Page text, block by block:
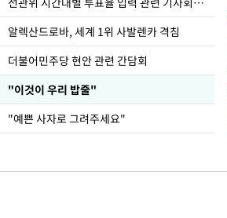
알렉산드로바, 세계 1위 사발렌카 격침
더불어민주당 현안 관련 간담회
"이것이 우리 밥줄"
"예쁜 사자로 그려주세요"